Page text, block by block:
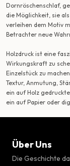
Dornröschenschlaf,
die Möglichkeit, sie
verleihen dem Motiv
Betrachter neue
Holzdruck ist eine
Wirkungskraft zu
Einzelstück zu
Textur, Anmutung,
ein auf Holz
ein auf Papier oder
Über Uns
Die Geschichte